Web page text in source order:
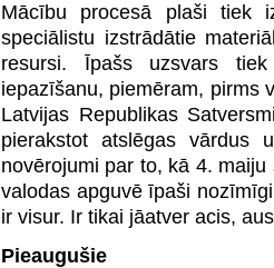
Mācību procesā plaši tiek
speciālistu izstrādātie
resursi. Īpašs uzsvars
iepazīšanu, piemēram, pirms
Latvijas Republikas
pierakstot atslēgas vārdus
novērojumi par to, kā 4.
valodas apguvē īpaši
ir visur. Ir tikai jāatver acis,
Pieaugušie